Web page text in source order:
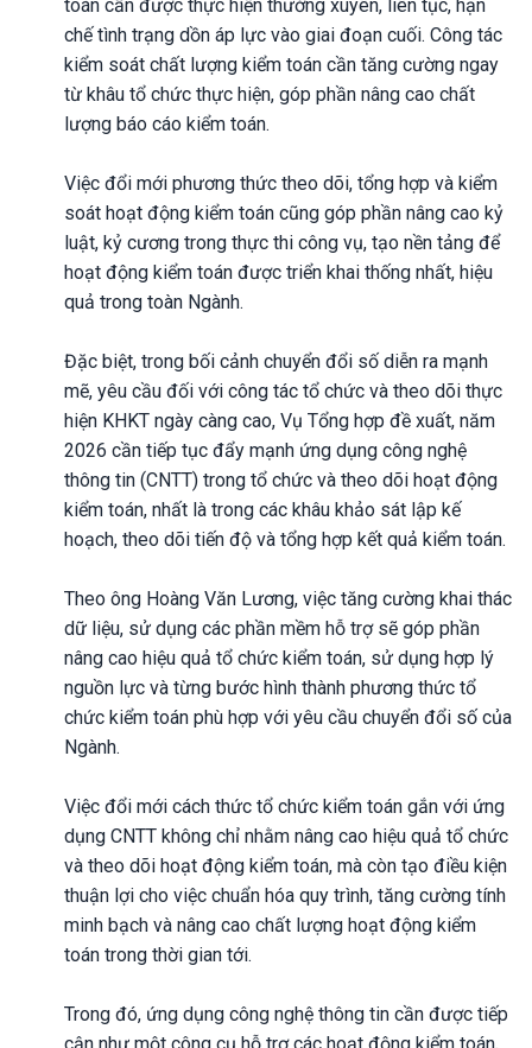
toán cần được thực hiện thường xuyên, liên tục, hạn
chế tình trạng dồn áp lực vào giai đoạn cuối. Công tác
kiểm soát chất lượng kiểm toán cần tăng cường ngay
từ khâu tổ chức thực hiện, góp phần nâng cao chất
lượng báo cáo kiểm toán.
Việc đổi mới phương thức theo dõi, tổng hợp và kiểm
soát hoạt động kiểm toán cũng góp phần nâng cao kỷ
luật, kỷ cương trong thực thi công vụ, tạo nền tảng để
hoạt động kiểm toán được triển khai thống nhất, hiệu
quả trong toàn Ngành.
Đặc biệt, trong bối cảnh chuyển đổi số diễn ra mạnh
mẽ, yêu cầu đối với công tác tổ chức và theo dõi thực
hiện KHKT ngày càng cao, Vụ Tổng hợp đề xuất, năm
2026 cần tiếp tục đẩy mạnh ứng dụng công nghệ
thông tin (CNTT) trong tổ chức và theo dõi hoạt động
kiểm toán, nhất là trong các khâu khảo sát lập kế
hoạch, theo dõi tiến độ và tổng hợp kết quả kiểm toán.
Theo ông Hoàng Văn Lương, việc tăng cường khai thác
dữ liệu, sử dụng các phần mềm hỗ trợ sẽ góp phần
nâng cao hiệu quả tổ chức kiểm toán, sử dụng hợp lý
nguồn lực và từng bước hình thành phương thức tổ
chức kiểm toán phù hợp với yêu cầu chuyển đổi số của
Ngành.
Việc đổi mới cách thức tổ chức kiểm toán gắn với ứng
dụng CNTT không chỉ nhằm nâng cao hiệu quả tổ chức
và theo dõi hoạt động kiểm toán, mà còn tạo điều kiện
thuận lợi cho việc chuẩn hóa quy trình, tăng cường tính
minh bạch và nâng cao chất lượng hoạt động kiểm
toán trong thời gian tới.
Trong đó, ứng dụng công nghệ thông tin cần được tiếp
cận như một công cụ hỗ trợ các hoạt động kiểm toán,